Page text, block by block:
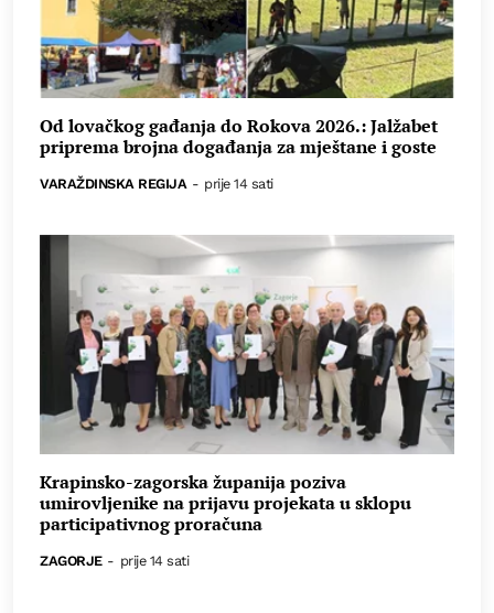
Od lovačkog gađanja do Rokova 2026.: Jalžabet
priprema brojna događanja za mještane i goste
VARAŽDINSKA REGIJA - prije 14 sati
Krapinsko-zagorska županija poziva
umirovljenike na prijavu projekata u sklopu
participativnog proračuna
ZAGORJE - prije 14 sati